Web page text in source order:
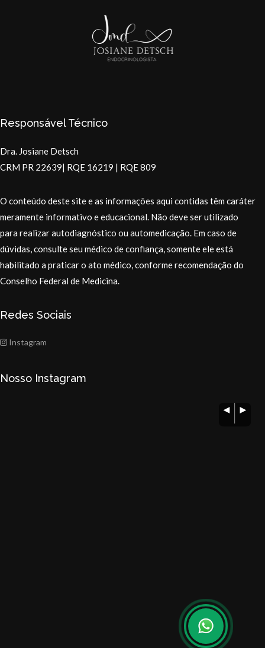
Responsável Técnico
Dra. Josiane Detsch
CRM PR 22639| RQE 16219 | RQE 809
O conteúdo deste site e as informações aqui contidas têm caráter
meramente informativo e educacional. Não deve ser utilizado
para realizar autodiagnóstico ou automedicação. Em caso de
dúvidas, consulte seu médico de confiança, somente ele está
habilitado a praticar o ato médico, conforme recomendação do
Conselho Federal de Medicina.
Redes Sociais
Instagram
Nosso Instagram